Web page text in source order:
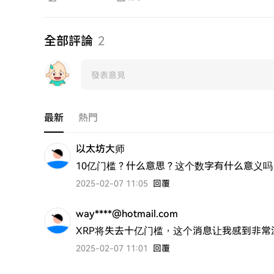
全部評論 2
最新 熱門
以太坊大师
10亿门槛？什么意思？这个数字有什么意义吗
2025-02-07 11:05 回覆
way****@hotmail.com
XRP将失去十亿门槛，这个消息让我感到非常
2025-02-07 11:01 回覆